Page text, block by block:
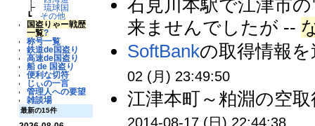
┣琉球国
┗ その他
国盗りゃー戦歴
一覧?
称号一覧
鉄道de国盗り
高速de国盗り
船 de 国盗り
便利な切符
じぃの一言
管理人への要望
雑談場
最新の15件
石見川本駅で江津市
来ませんでしたが --
SoftBankの取得情報
02 (月) 23:49:50
江津本町～粕淵の空
2014-08-17 (日) 22:44:38